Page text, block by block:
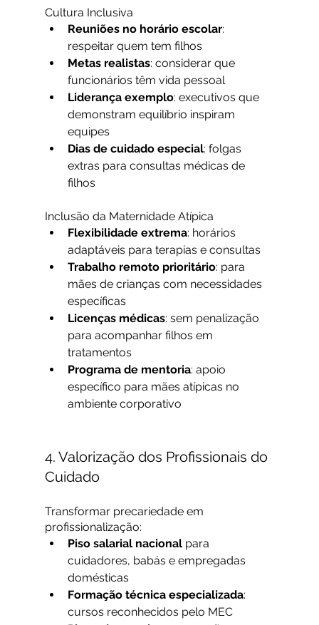
Cultura Inclusiva
Reuniões no horário escolar:
respeitar quem tem filhos
Metas realistas: considerar que
funcionários têm vida pessoal
Liderança exemplo: executivos que
demonstram equilíbrio inspiram
equipes
Dias de cuidado especial: folgas
extras para consultas médicas de
filhos
Inclusão da Maternidade Atípica
Flexibilidade extrema: horários
adaptáveis para terapias e consultas
Trabalho remoto prioritário: para
mães de crianças com necessidades
específicas
Licenças médicas: sem penalização
para acompanhar filhos em
tratamentos
Programa de mentoria: apoio
específico para mães atípicas no
ambiente corporativo
4. Valorização dos Profissionais do
Cuidado
Transformar precariedade em
profissionalização:
Piso salarial nacional para
cuidadores, babás e empregadas
domésticas
Formação técnica especializada:
cursos reconhecidos pelo MEC